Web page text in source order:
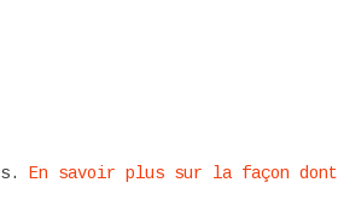
En savoir plus sur la façon dont